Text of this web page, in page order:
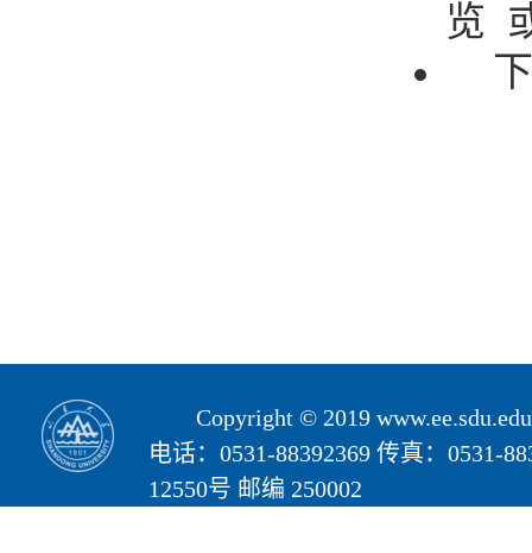
览
Copyright © 2019
电话：0531-88392369 传真：0531-
12550号 邮编 250002